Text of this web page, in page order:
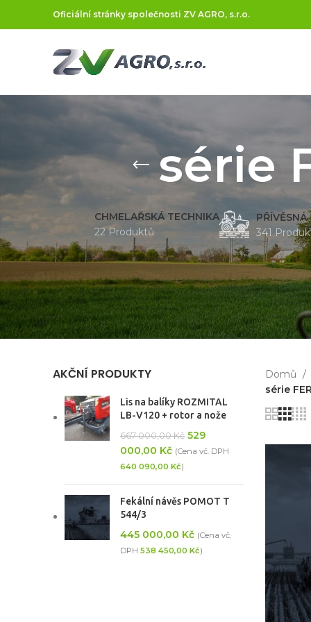
Oficiální stránky společnosti ZV AGRO, s.r.o.
série
CHMELAŘSKÁ TECHNIKA
22 Produktů
PŘÍVĚSNÁ
341
AKČNÍ PRODUKTY
Lis na balíky ROZMITAL
LB-V120 + rotor a nože
667 000,00Kč 529
000,00 Kč (Cena vč. DPH
640 090,00 Kč)
Fekální návěs POMOT T
544/3
445 000,00 Kč (Cena vč.
DPH 538 450,00 Kč)
Domů
série